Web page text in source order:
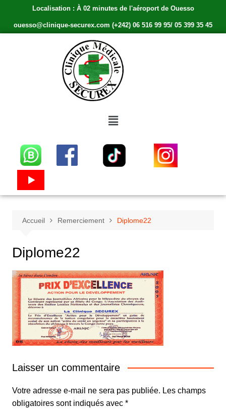
Localisation : À 02 minutes de l'aéroport de Ouesso
ouesso@clinique-securex.com (+242) 06 516 99 95/ 05 399 35 45
Accueil Remerciement Diplome22
Diplome22
Laisser un commentaire
Votre adresse e-mail ne sera pas publiée. Les champs
obligatoires sont indiqués avec *